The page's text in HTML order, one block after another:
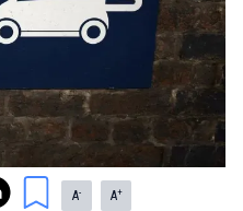
A- A+